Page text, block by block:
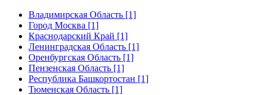
Владимирская Область [1]
Город Москва [1]
Краснодарский Край [1]
Ленинградская Область [1]
Оренбургская Область [1]
Пензенская Область [1]
Республика Башкортостан [1]
Тюменская Область [1]